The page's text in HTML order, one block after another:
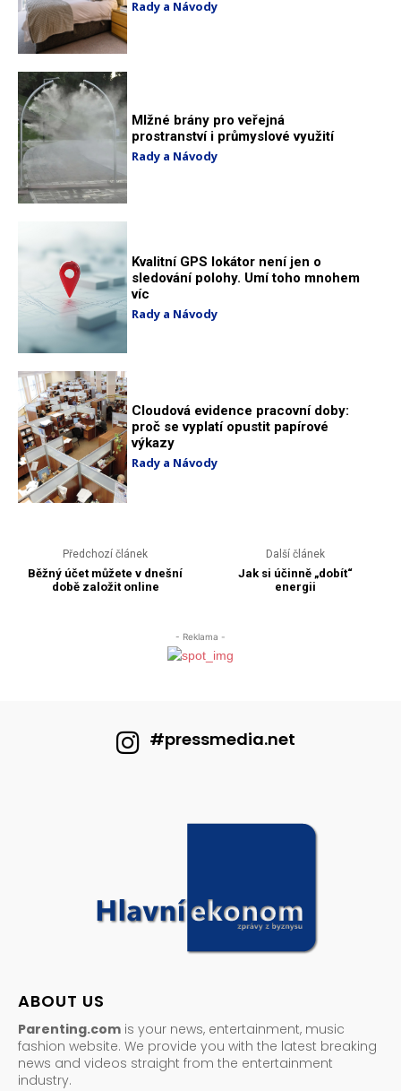
#pressmedia.net
ABOUT US
Parenting.com is your news, entertainment, music
fashion website. We provide you with the latest breaking
news and videos straight from the entertainment
industry.